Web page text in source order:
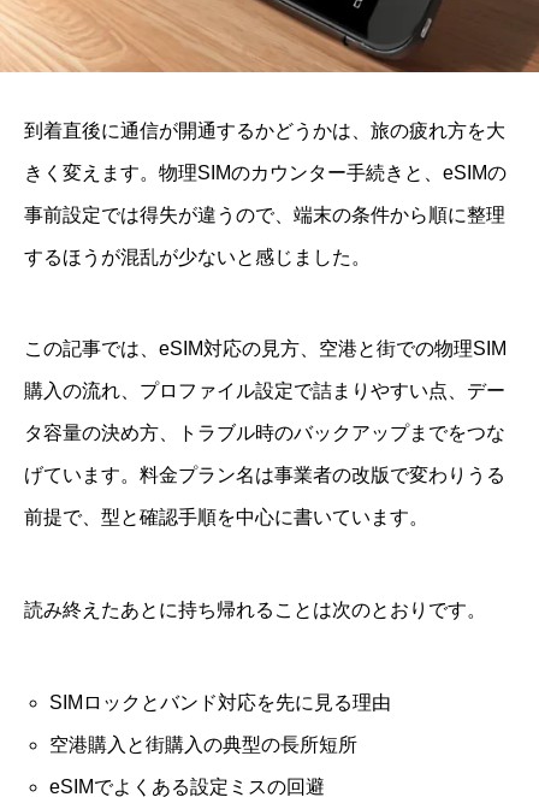
到着直後に通信が開通するかどうかは、旅の疲れ方を大
きく変えます。物理SIMのカウンター手続きと、eSIMの
事前設定では得失が違うので、端末の条件から順に整理
するほうが混乱が少ないと感じました。
この記事では、eSIM対応の見方、空港と街での物理SIM
購入の流れ、プロファイル設定で詰まりやすい点、デー
タ容量の決め方、トラブル時のバックアップまでをつな
げています。料金プラン名は事業者の改版で変わりうる
前提で、型と確認手順を中心に書いています。
読み終えたあとに持ち帰れることは次のとおりです。
SIMロックとバンド対応を先に見る理由
空港購入と街購入の典型の長所短所
eSIMでよくある設定ミスの回避